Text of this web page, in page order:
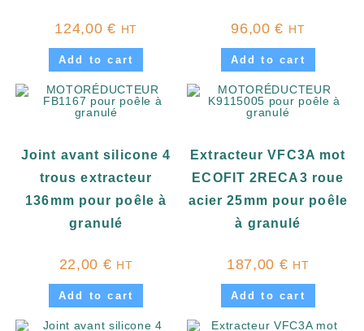
124,00€ HT
Add to cart
96,00€ HT
Add to cart
Joint avant silicone 4
trous extracteur
136mm pour poêle à
granulé
22,00 € HT
Add to cart
Extracteur VFC3A mot
ECOFIT 2RECA3 roue
acier 25mm pour poêle
à granulé
187,00 € HT
Add to cart